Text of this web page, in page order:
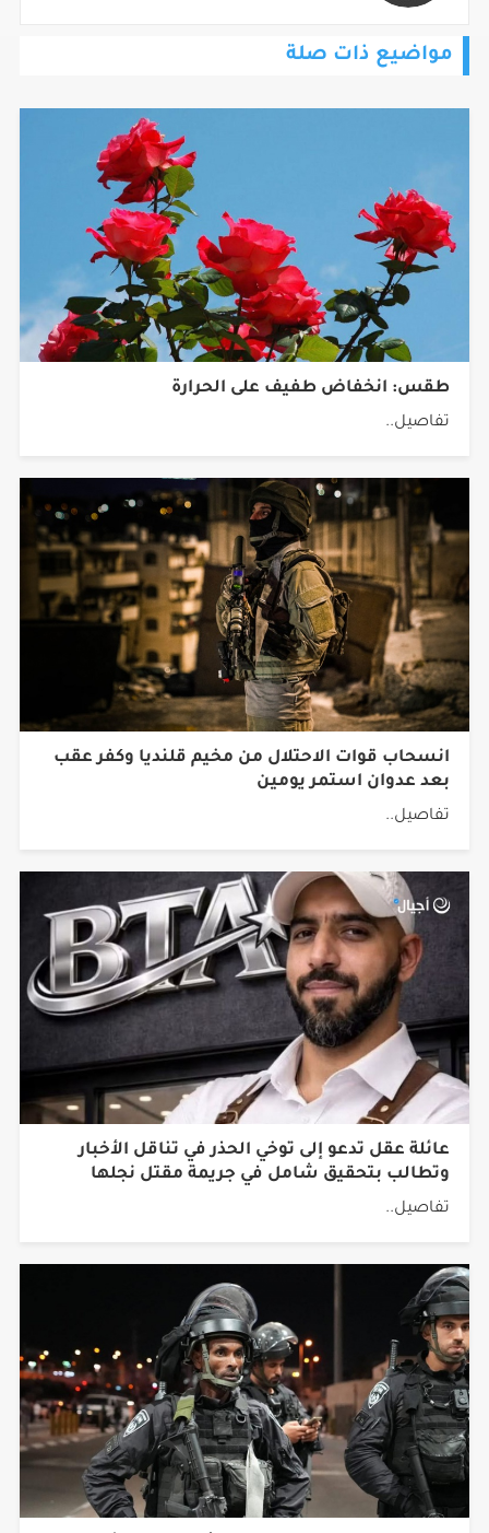
مواضيع ذات صلة
طقس: انخفاض طفيف على الحرارة
تفاصيل..
انسحاب قوات الاحتلال من مخيم قلنديا وكفر عقب
بعد عدوان استمر يومين
تفاصيل..
عائلة عقل تدعو إلى توخي الحذر في تناقل الأخبار
وتطالب بتحقيق شامل في جريمة مقتل نجلها
تفاصيل..